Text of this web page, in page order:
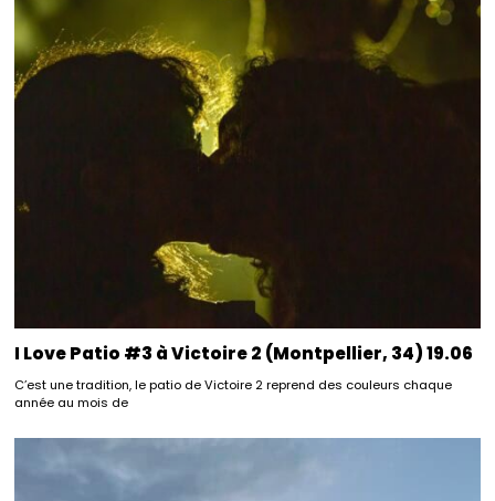
I Love Patio #3 à Victoire 2 (Montpellier, 34) 19.06
C’est une tradition, le patio de Victoire 2 reprend des couleurs chaque
année au mois de